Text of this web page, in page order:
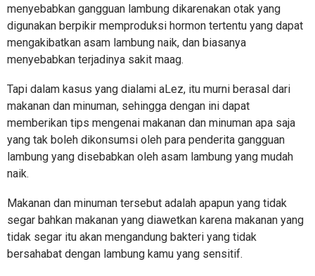
menyebabkan gangguan lambung dikarenakan otak yang
digunakan berpikir memproduksi hormon tertentu yang dapat
mengakibatkan asam lambung naik, dan biasanya
menyebabkan terjadinya sakit maag.
Tapi dalam kasus yang dialami aLez, itu murni berasal dari
makanan dan minuman, sehingga dengan ini dapat
memberikan tips mengenai makanan dan minuman apa saja
yang tak boleh dikonsumsi oleh para penderita gangguan
lambung yang disebabkan oleh asam lambung yang mudah
naik.
Makanan dan minuman tersebut adalah apapun yang tidak
segar bahkan makanan yang diawetkan karena makanan yang
tidak segar itu akan mengandung bakteri yang tidak
bersahabat dengan lambung kamu yang sensitif.